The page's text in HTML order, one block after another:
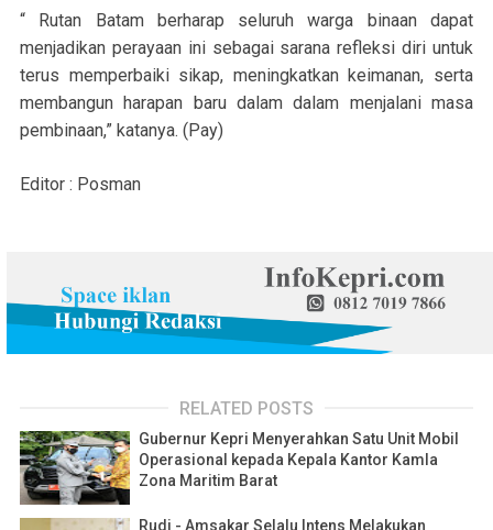
“ Rutan Batam berharap seluruh warga binaan dapat
menjadikan perayaan ini sebagai sarana refleksi diri untuk
terus memperbaiki sikap, meningkatkan keimanan, serta
membangun harapan baru dalam dalam menjalani masa
pembinaan,” katanya. (Pay)
Editor : Posman
RELATED POSTS
Gubernur Kepri Menyerahkan Satu Unit Mobil
Operasional kepada Kepala Kantor Kamla
Zona Maritim Barat
Rudi - Amsakar Selalu Intens Melakukan